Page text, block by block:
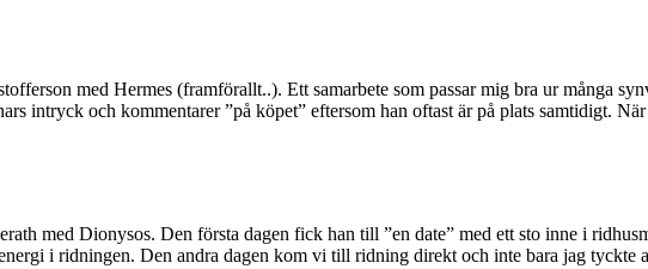
med Hermes (framförallt..). Ett samarbete som passar mig bra ur många
intryck och kommentarer ”på köpet” eftersom han oftast är på plats samtidigt.
med Dionysos. Den första dagen fick han till ”en date” med ett sto inne i
i ridningen. Den andra dagen kom vi till ridning direkt och inte bara jag tyckte